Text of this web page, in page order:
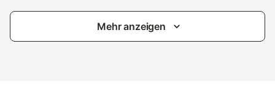
Mehr anzeigen